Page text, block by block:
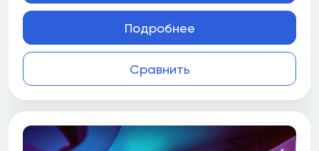
Сравнить
Подробнее